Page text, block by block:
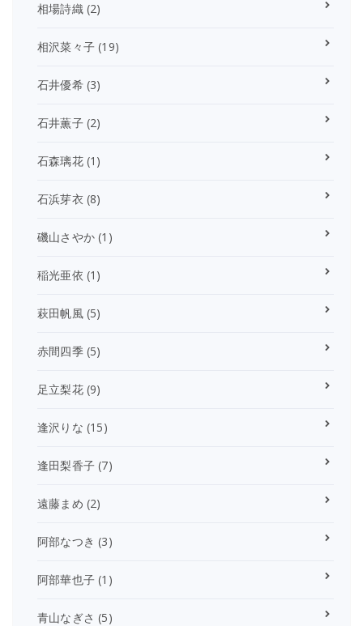
相場詩織(2)
相沢菜々子 (19)
石井優希(3)
石井薫子(2)
石森璃花(1)
石浜芽衣 (8)
磯山さやか (1)
稲光亜依 (1)
萩田帆風(5)
赤間四季(5)
足立梨花(9)
逢沢りな (15)
逢田梨香子 (7)
遠藤まめ (2)
阿部なつき (3)
阿部華也子 (1)
青山なぎさ (5)